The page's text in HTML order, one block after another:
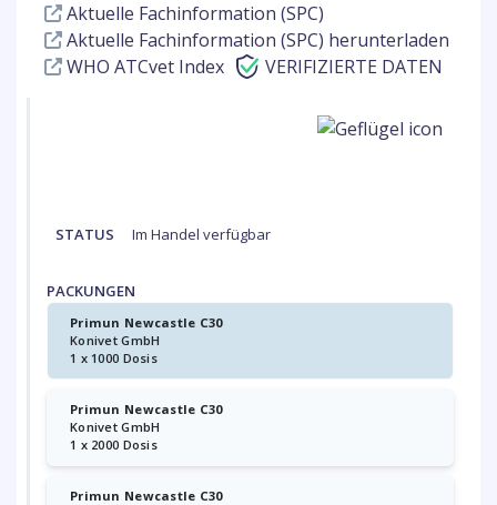
Aktuelle Fachinformation (SPC)
Aktuelle Fachinformation (SPC) herunterladen
WHO ATCvet Index
VERIFIZIERTE DATEN
STATUS Im Handel verfügbar
PACKUNGEN
Primun Newcastle C30
Konivet GmbH
1 x 1000 Dosis
Primun Newcastle C30
Konivet GmbH
1 x 2000 Dosis
Primun Newcastle C30